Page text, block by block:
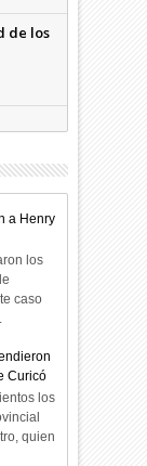
los
a Henry
los
caso
Curicó
los
quien